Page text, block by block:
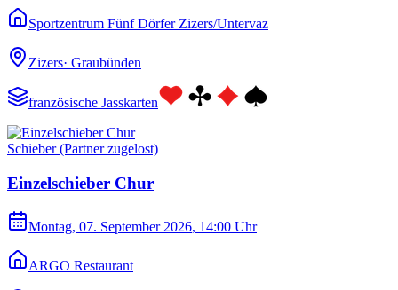
Sportzentrum Fünf Dörfer Zizers/Untervaz
Zizers· Graubünden
französische Jasskarten
Schieber (Partner zugelost)
Einzelschieber Chur
Montag, 07. September 2026, 14:00 Uhr
ARGO Restaurant